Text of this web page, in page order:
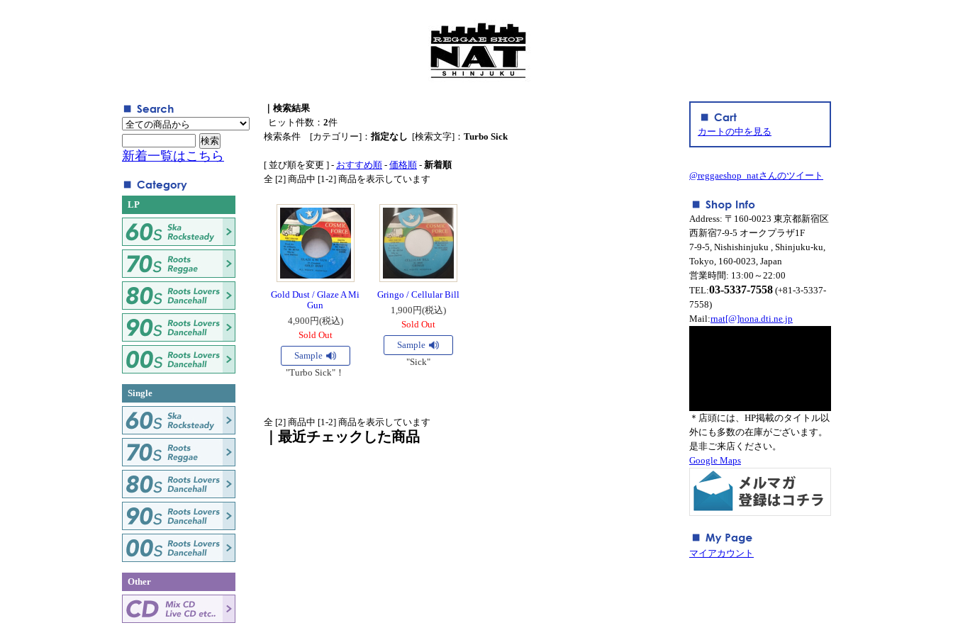
｜検索結果
ヒット件数： 2件
検索条件 [カテゴリー]： 指定なし [検索文字]： Turbo Sick
[ 並び順を変更 ] - おすすめ順 - 価格順 - 新着順
全 [2] 商品中 [1-2] 商品を表示しています
Gold Dust / Glaze A Mi
Gun
4,900円(税込)
Sold Out
Sample
"Turbo Sick"！
Gringo / Cellular Bill
1,900円(税込)
Sold Out
Sample
"Sick"
全 [2] 商品中 [1-2] 商品を表示しています
｜最近チェックした商品
新着一覧はこちら
LP
Single
Other
カートの中を見る
@reggaeshop_natさんのツイート
Address: 〒160-0023 東京都新宿区
西新宿7-9-5 オークプラザ1F
7-9-5, Nishishinjuku , Shinjuku-ku,
Tokyo, 160-0023, Japan
営業時間: 13:00～22:00
TEL:03-5337-7558 (+81-3-5337-
7558)
Mail:rnat[@]nona.dti.ne.jp
＊店頭には、HP掲載のタイトル以
外にも多数の在庫がございます。
是非ご来店ください。
Google Maps
マイアカウント